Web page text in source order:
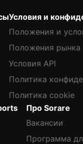
Условия и
Положения и
Положения рынка
Условия API
Политика
Политика cookie
Про Sorare
Вакансии
Программа